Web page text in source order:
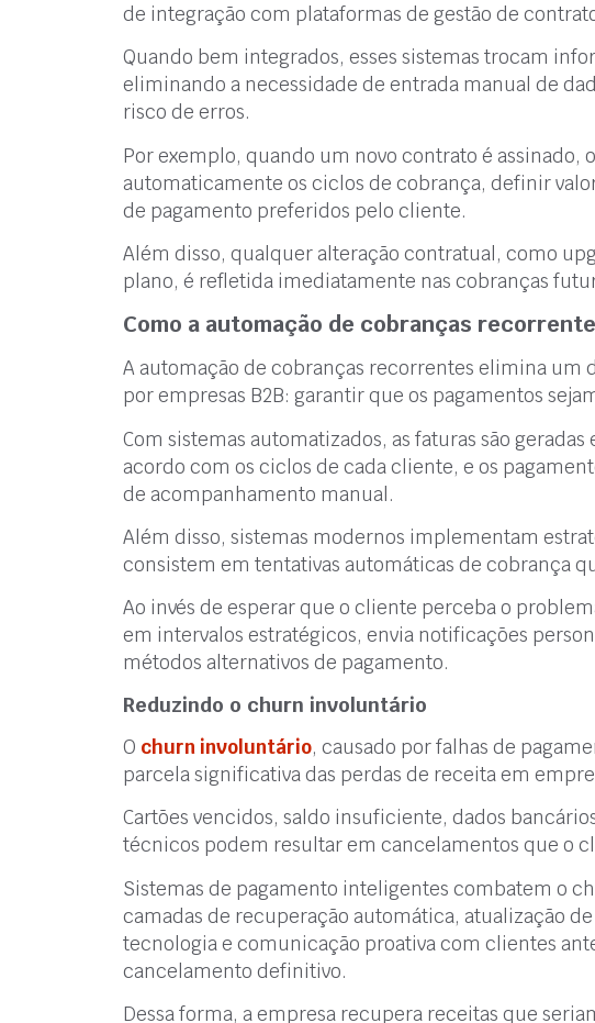
de integração com plataformas de gestão de
Quando bem integrados, esses sistemas trocam
eliminando a necessidade de entrada manual de
risco de erros.
Por exemplo, quando um novo contrato é assinado,
automaticamente os ciclos de cobrança, definir
de pagamento preferidos pelo cliente.
Além disso, qualquer alteração contratual, como
plano, é refletida imediatamente nas cobranças
Como a automação de cobranças
A automação de cobranças recorrentes elimina um
por empresas B2B: garantir que os pagamentos
Com sistemas automatizados, as faturas são
acordo com os ciclos de cada cliente, e os
de acompanhamento manual.
Além disso, sistemas modernos implementam
consistem em tentativas automáticas de cobrança
Ao invés de esperar que o cliente perceba o
em intervalos estratégicos, envia notificações
métodos alternativos de pagamento.
Reduzindo o churn involuntário
O churn involuntário, causado por falhas de
parcela significativa das perdas de receita em
Cartões vencidos, saldo insuficiente, dados
técnicos podem resultar em cancelamentos que o
Sistemas de pagamento inteligentes combatem o
camadas de recuperação automática, atualização
tecnologia e comunicação proativa com clientes
cancelamento definitivo.
Dessa forma, a empresa recupera receitas que